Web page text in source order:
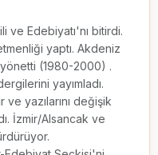
ve Edebiyatı'nı bitirdi.
yaptı. Akdeniz
(1980-2000) .
yayımladı.
ve yazılarını değişik
İzmir/Alsancak ve